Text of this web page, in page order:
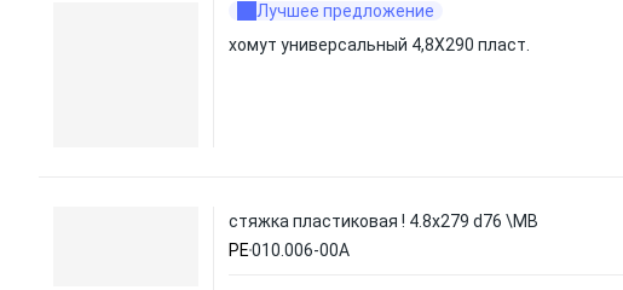
Лучшее предложение
хомут универсальный 4,8X290 пласт.
стяжка пластиковая ! 4.8х279 d76 \MB
PE010.006-00A